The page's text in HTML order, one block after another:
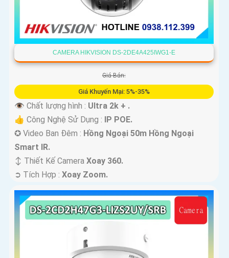
CAMERA HIKVISION DS-2DE4A425IWG1-E
Giá Bán:
Giá Khuyến Mại: 5%-35%
👁 Chất lượng hình : Ultra 2k + .
👍 Công Nghệ Sử Dụng : IP POE.
✪ Video Ban Đêm : Hồng Ngoại 50m Hồng Ngoại
Smart IR.
↕️ Thiết Kế Camera Xoay 360.
️➲ Tích Hợp : Xoay Zoom.